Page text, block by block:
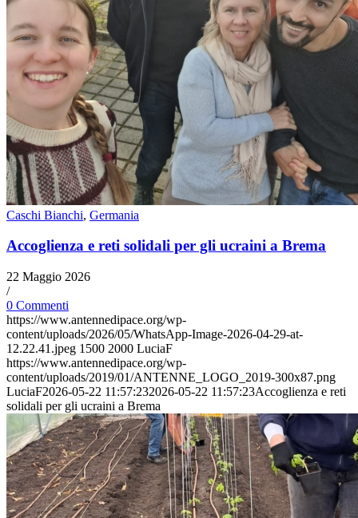
Caschi Bianchi, Germania
Accoglienza e reti solidali per gli ucraini a Brema
22 Maggio 2026
/
0 Commenti
https://www.antennedipace.org/wp-
content/uploads/2026/05/WhatsApp-Image-2026-04-29-at-
12.22.41.jpeg 1500 2000 LuciaF
https://www.antennedipace.org/wp-
content/uploads/2019/01/ANTENNE_LOGO_2019-300x87.png
LuciaF2026-05-22 11:57:232026-05-22 11:57:23Accoglienza e reti
solidali per gli ucraini a Brema